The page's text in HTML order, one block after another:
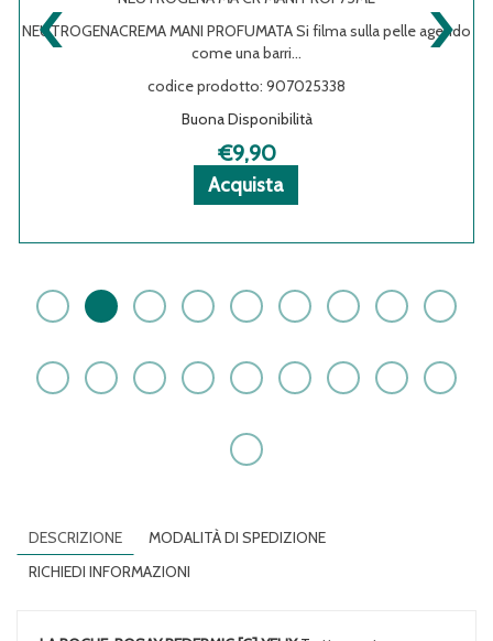
NEUTROGENACREMA MANI PROFUMATA Si filma sulla pelle agendo
come una barri...
codice prodotto: 907025338
Buona Disponibilità
€9,90
Acquista
MA
MANI
carrello
MA
MANI
wishlist
su NEUTROGENA
CR
PROF75ML
‹ ›
DESCRIZIONE
MODALITÀ DI SPEDIZIONE
RICHIEDI INFORMAZIONI